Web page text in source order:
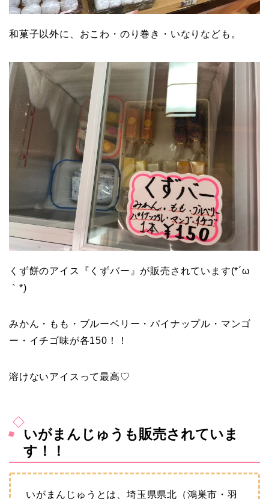
和菓子以外に、おこわ・のり巻き・いなりなども。
くず餅のアイス『くずバー』が販売されています(*´ω
｀*)
みかん・もも・ブルーベリー・パイナップル・マンゴ
ー・イチゴ味が各150！！
溶けないアイスって最高♡
いがまんじゅうも販売されていま
す！！
いがまんじゅうとは、埼玉県県北（鴻巣市・羽